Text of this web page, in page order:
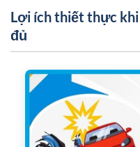
Lợi ích thiết thực khi
đủ